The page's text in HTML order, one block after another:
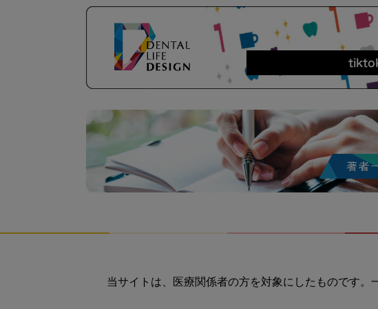
当サイトは、医療関係者の方を対象にしたものです